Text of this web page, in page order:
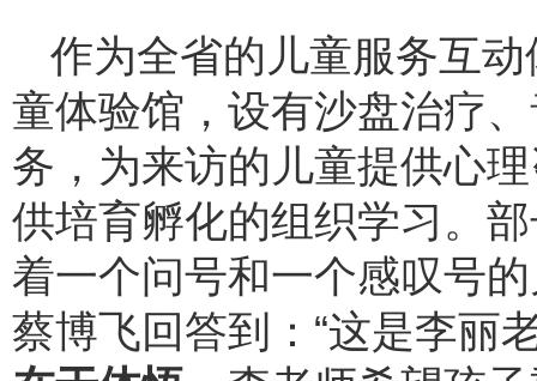
作为全省的儿童服务互
童体验馆，设有沙盘治疗
务，为来访的儿童提供心
供培育孵化的组织学习。
着一个问号和一个感叹号
蔡博飞回答到：“这是李丽